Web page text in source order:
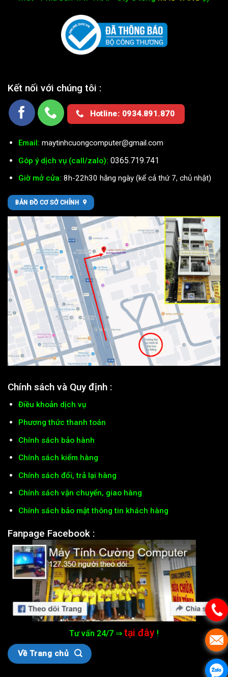
Kết nối với chúng tôi :
Hotline: 0934.891.870
Email: maytinhcuongcomputer@gmail.com
Góp ý dịch vụ (call/zalo): 0365.719.741
Giờ mở cửa: 8h-22h30 hằng ngày (kể cả thứ 7, chủ nhật)
BẢN ĐỒ CƠ SỞ CHÍNH
Chính sách và Quy định :
Điều khoản dịch vụ
Phương thức thanh toán
Chính sách bảo hành
Chính sách kiểm hàng
Chính sách đổi, trả lại hàng
Chính sách vận chuyển, giao hàng
Chính sách bảo mật thông tin khách hàng
Fanpage Facebook :
Tư vấn 24/7 ⇒ tại đây !
Về Trang chủ